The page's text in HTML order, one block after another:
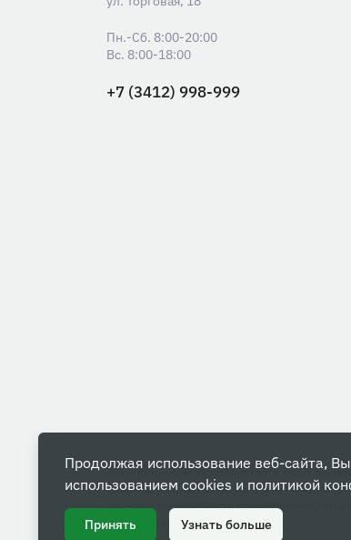
+7 (3412) 998-999
Пн.-Сб. 8:00-20:00
Вс. 8:00-18:00
Вся информация на данном сайте носит
характер и ни при каких условиях не
офертой, определяемой положениями Статьи
Гражданского кодекса РФ.
Продолжая использование веб-сайта,
использованием cookies и политикой
Принять Узнать больше